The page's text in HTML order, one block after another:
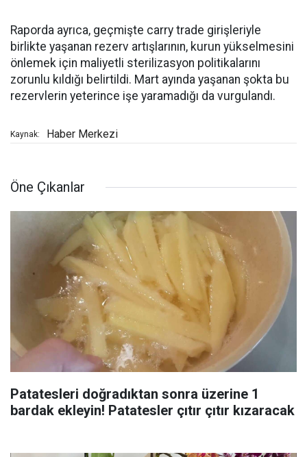
Raporda ayrıca, geçmişte carry trade girişleriyle
birlikte yaşanan rezerv artışlarının, kurun yükselmesini
önlemek için maliyetli sterilizasyon politikalarını
zorunlu kıldığı belirtildi. Mart ayında yaşanan şokta bu
rezervlerin yeterince işe yaramadığı da vurgulandı.
Kaynak: Haber Merkezi
Öne Çıkanlar
Patatesleri doğradıktan sonra üzerine 1
bardak ekleyin! Patatesler çıtır çıtır kızaracak